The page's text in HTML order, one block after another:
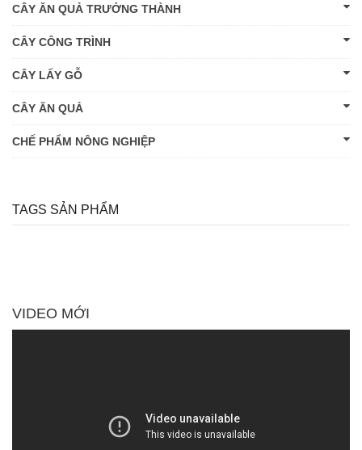
CÂY ĂN QUẢ TRƯỞNG THÀNH
CÂY CÔNG TRÌNH
CÂY LẤY GỖ
CÂY ĂN QUẢ
CHẾ PHẨM NÔNG NGHIỆP
TAGS SẢN PHẨM
VIDEO MỚI